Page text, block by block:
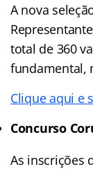
A nova
total de 360
fundamental,
Clique aqui e
Concurso
As inscrições